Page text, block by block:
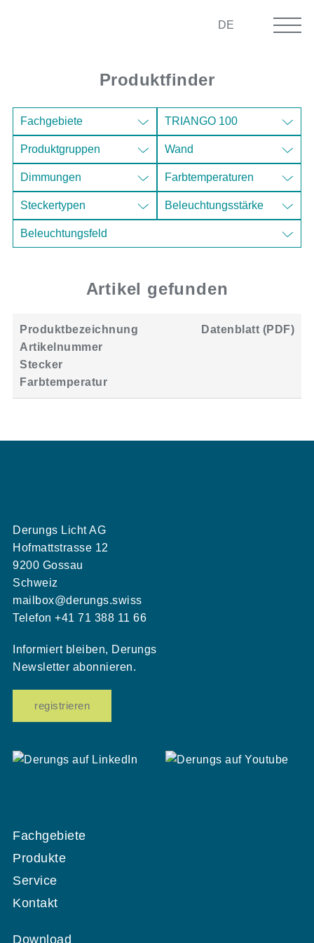
DE
Produktfinder
Artikel gefunden
Produktbezeichnung
Artikelnummer
Stecker
Farbtemperatur
Datenblatt (PDF)
Derungs Licht AG
Hofmattstrasse 12
9200 Gossau
Schweiz
mailbox@derungs.swiss
Telefon +41 71 388 11 66
Fachgebiete
Produkte
Service
Kontakt
Download
Informiert bleiben, Derungs
Newsletter abonnieren.
registrieren